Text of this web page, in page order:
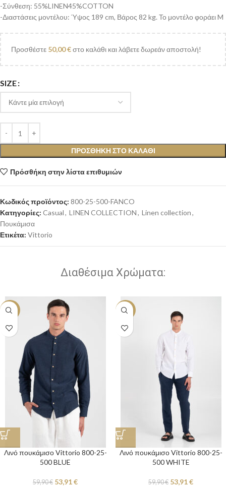
-Σύνθεση: 55%LINEN45%COTTON
-Διαστάσεις μοντέλου: Ύψος 189 cm, Βάρος 82 kg. Το μοντέλο φοράει M
Προσθέστε 50,00€στο καλάθι και λάβετε δωρεάν αποστολή!
SIZE
ΠΡΟΣΘΉΚΗ ΣΤΟ ΚΑΛΆΘΙ
Πρόσθήκη στην λίστα επιθυμιών
Κωδικός προϊόντος: 800-25-500-FANCO
Κατηγορίες: Casual, LINEN COLLECTION, Linen collection,
Πουκάμισα
Ετικέτα: Vittorio
Διαθέσιμα Χρώματα:
-10%
Λινό πουκάμισο Vittorio 800-25-
500 BLUE
59,90€ 53,91€
-10%
Λινό πουκάμισο Vittorio 800-25-
500 WHITE
59,90€ 53,91€